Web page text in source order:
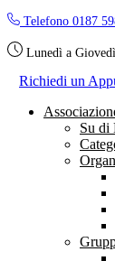
Skip
the
Telefono 0187
Lunedì a
Richiedi un
Su di